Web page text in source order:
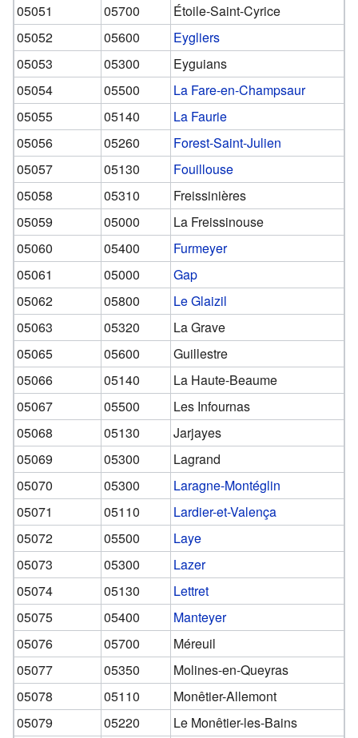
05051
05700
Étoile-Saint-Cyrice
05052
05600
Eygliers
05053
05300
Eyguians
05054
05500
La Fare-en-Champsaur
05055
05140
La Faurie
05056
05260
Forest-Saint-Julien
05057
05130
Fouillouse
05058
05310
Freissinières
05059
05000
La Freissinouse
05060
05400
Furmeyer
05061
05000
Gap
05062
05800
Le Glaizil
05063
05320
La Grave
05065
05600
Guillestre
05066
05140
La Haute-Beaume
05067
05500
Les Infournas
05068
05130
Jarjayes
05069
05300
Lagrand
05070
05300
Laragne-Montéglin
05071
05110
Lardier-et-Valença
05072
05500
Laye
05073
05300
Lazer
05074
05130
Lettret
05075
05400
Manteyer
05076
05700
Méreuil
05077
05350
Molines-en-Queyras
05078
05110
Monêtier-Allemont
05079
05220
Le Monêtier-les-Bains